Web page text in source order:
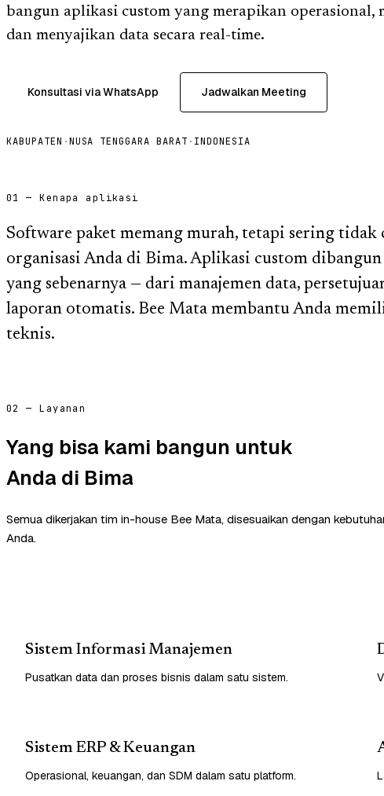
bangun aplikasi custom yang merapikan operasional,
dan menyajikan data secara real-time.
Konsultasi via WhatsApp Jadwalkan Meeting
KABUPATEN ·NUSA TENGGARA BARAT · INDONESIA
01 — Kenapa aplikasi
Software paket memang murah, tetapi sering tidak
organisasi Anda di Bima. Aplikasi custom
yang sebenarnya — dari manajemen data,
laporan otomatis. Bee Mata membantu Anda
teknis.
02 — Layanan
Yang bisa kami bangun untuk
Anda di Bima
Semua dikerjakan tim in-house Bee Mata, disesuaikan dengan
Anda.
Sistem Informasi Manajemen
Pusatkan data dan proses bisnis dalam satu sistem.
Sistem ERP & Keuangan
Operasional, keuangan, dan SDM dalam satu platform.